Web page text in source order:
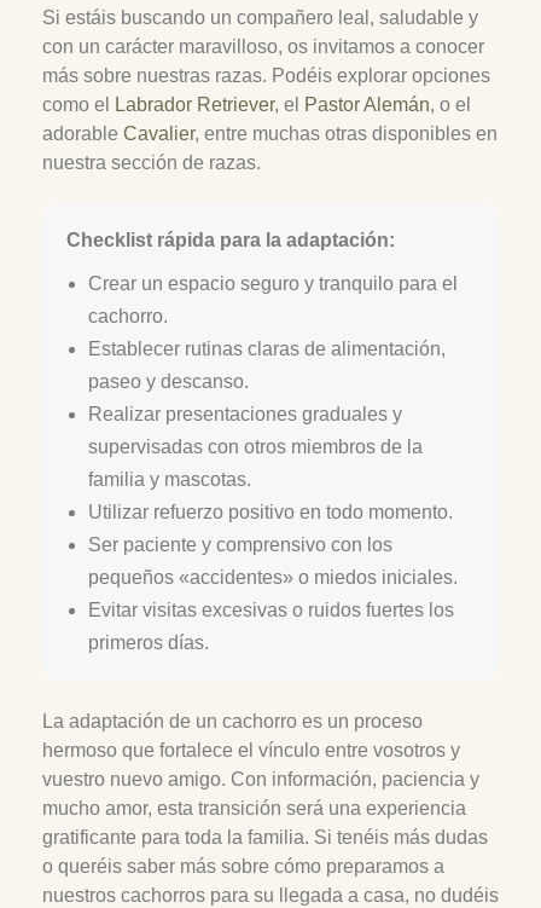
Si estáis buscando un compañero leal, saludable y
con un carácter maravilloso, os invitamos a conocer
más sobre nuestras razas. Podéis explorar opciones
como el
Labrador Retriever, el Pastor Alemán, o el
adorable Cavalier, entre muchas otras disponibles en
nuestra sección de razas.
Checklist rápida para la adaptación:
Crear un espacio seguro y tranquilo para el
cachorro.
Establecer rutinas claras de alimentación,
paseo y descanso.
Realizar presentaciones graduales y
supervisadas con otros miembros de la
familia y mascotas.
Utilizar refuerzo positivo en todo momento.
Ser paciente y comprensivo con los
pequeños «accidentes» o miedos iniciales.
Evitar visitas excesivas o ruidos fuertes los
primeros días.
La adaptación de un cachorro es un proceso
hermoso que fortalece el vínculo entre vosotros y
vuestro nuevo amigo. Con información, paciencia y
mucho amor, esta transición será una experiencia
gratificante para toda la familia. Si tenéis más dudas
o queréis saber más sobre cómo preparamos a
nuestros cachorros para su llegada a casa, no dudéis